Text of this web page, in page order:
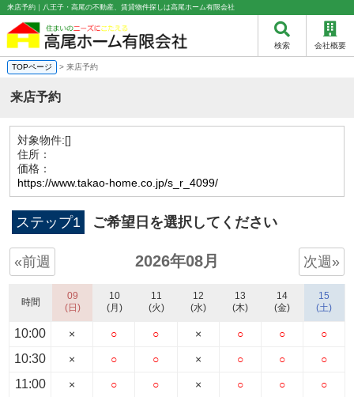
来店予約｜八王子・高尾の不動産、賃貸物件探しは高尾ホーム有限会社
検索 会社概要
TOPページ > 来店予約
来店予約
対象物件:[]
住所：
価格：
https://www.takao-home.co.jp/s_r_4099/
ステップ1 ご希望日を選択してください
«前週 2026年08月 次週»
時間
10:00
10:30
11:00
09
(日)
×
×
×
10
(月)
○
○
○
11
(火)
○
○
○
12
(水)
×
×
×
13
(木)
○
○
○
14
(金)
○
○
○
15
(土)
○
○
○